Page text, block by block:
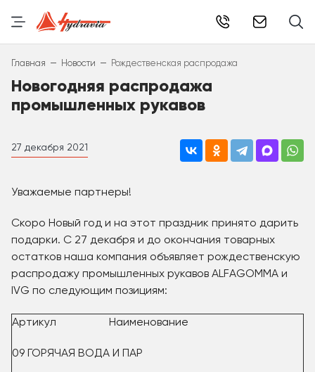
Главная – Новости – Рождественская распродажа
Новогодняя распродажа
промышленных рукавов
27 декабря 2021
Уважаемые партнеры!
Скоро Новый год и на этот праздник принято дарить
подарки. С 27 декабря и до окончания товарных
остатков наша компания объявляет рождественскую
распродажу промышленных рукавов ALFAGOMMA и
IVG по следующим позициям:
Артикул Наименование
09 ГОРЯЧАЯ ВОДА И ПАР